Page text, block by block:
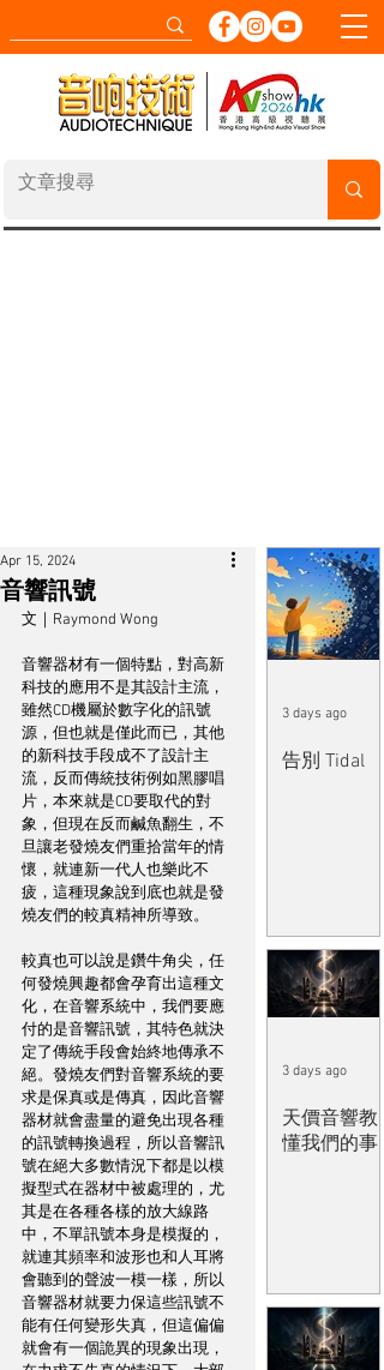
音響訊號
Apr 15, 2024
文｜Raymond Wong
音響器材有一個特點，對高新
科技的應用不是其設計主流，
雖然CD機屬於數字化的訊號
源，但也就是僅此而已，其他
的新科技手段成不了設計主
流，反而傳統技術例如黑膠唱
片，本來就是CD要取代的對
象，但現在反而鹹魚翻生，不
旦讓老發燒友們重拾當年的情
懷，就連新一代人也樂此不
疲，這種現象說到底也就是發
燒友們的較真精神所導致。
較真也可以說是鑽牛角尖，任
何發燒興趣都會孕育出這種文
化，在音響系統中，我們要應
付的是音響訊號，其特色就決
定了傳統手段會始終地傳承不
絕。發燒友們對音響系統的要
求是保真或是傳真，因此音響
器材就會盡量的避免出現各種
的訊號轉換過程，所以音響訊
號在絕大多數情況下都是以模
擬型式在器材中被處理的，尤
其是在各種各樣的放大線路
中，不單訊號本身是模擬的，
就連其頻率和波形也和人耳將
會聽到的聲波一模一樣，所以
音響器材就要力保這些訊號不
能有任何變形失真，但這偏偏
就會有一個詭異的現象出現，
告別 Tidal
3 days ago
天價音響教
懂我們的事
3 days ago